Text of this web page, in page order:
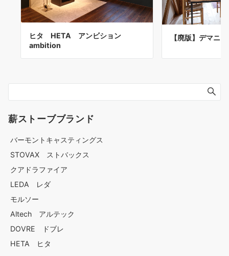
ヒタ HETA アンビション
ambition
【廃版】デマニ
薪ストーブブランド
バーモントキャスティングス
STOVAX ストバックス
クアドラファイア
LEDA レダ
モルソー
Altech アルテック
DOVRE ドブレ
HETA ヒタ